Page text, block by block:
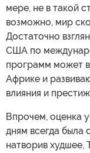
мере, не в такой
возможно, мир
Достаточно
США по
программ может в
Африке и
влияния и
Впрочем, оценка
дням всегда была
натворив худшее,